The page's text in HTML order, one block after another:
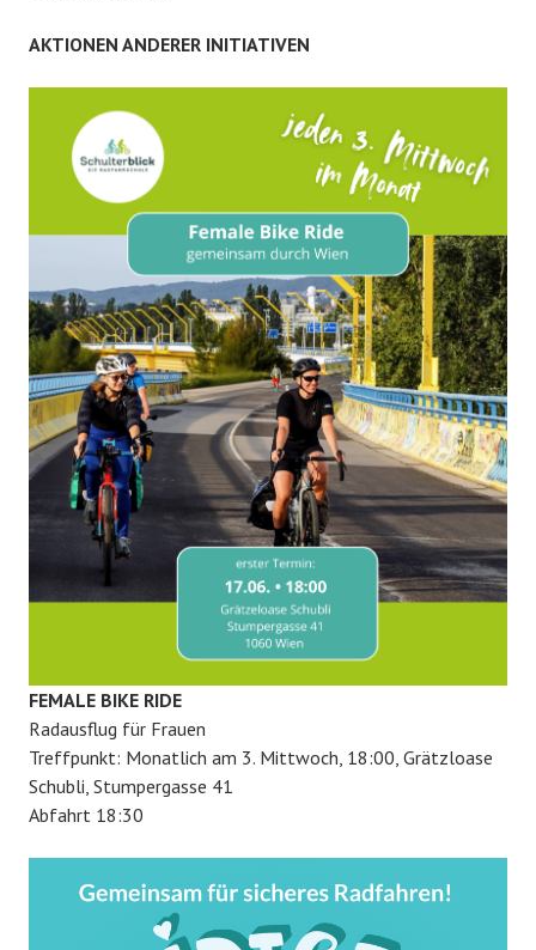
AKTIONEN ANDERER INITIATIVEN
FEMALE BIKE RIDE
Radausflug für Frauen
Treffpunkt: Monatlich am 3. Mittwoch, 18:00, Grätzloase
Schubli, Stumpergasse 41
Abfahrt 18:30